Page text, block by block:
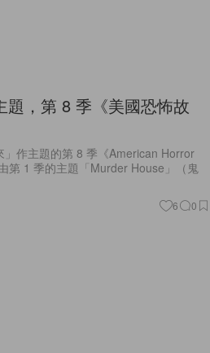
題，第 8 季《美國恐怖故
作主題的第 8 季《American Horror
第 1 季的主題「Murder House」（鬼
6 0